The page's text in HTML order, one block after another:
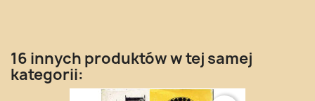
16 innych produktów w tej samej
kategorii: